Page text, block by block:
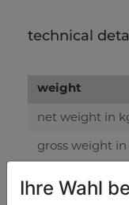
technical
weight
net weight in
gross weight in
packaging
Ihre Wahl